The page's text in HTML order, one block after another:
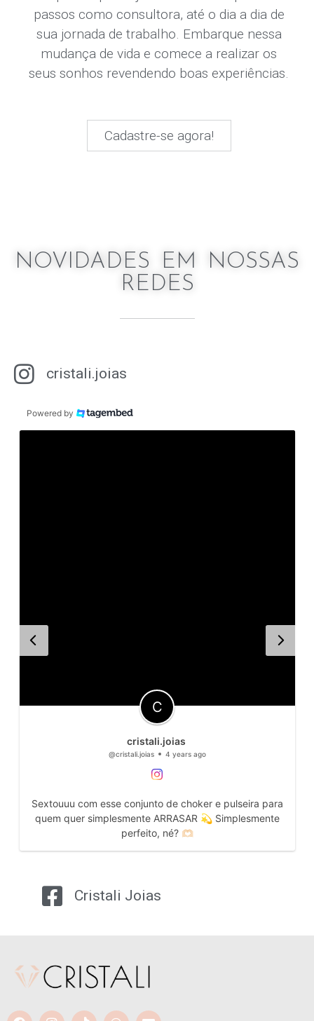
passos como consultora, até o dia a dia de
sua jornada de trabalho. Embarque nessa
mudança de vida e comece a realizar os
seus sonhos revendendo boas experiências.
Cadastre-se agora!
NOVIDADES EM NOSSAS
REDES
cristali.joias
Powered by
cristali.joias
@cristali.joias 4 years ago
Sextouuu com esse conjunto de choker e pulseira para
quem quer simplesmente ARRASAR 💫 Simplesmente
perfeito, né? 🫶🏻
Cristali Joias